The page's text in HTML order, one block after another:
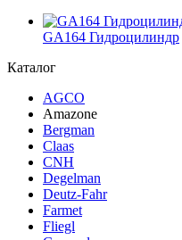
GA164 Гидроцилиндр
Каталог
AGCO
Amazone
Bergman
Claas
CNH
Degelman
Deutz-Fahr
Farmet
Fliegl